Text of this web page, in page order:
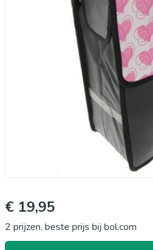
€ 19,95
2 prijzen, beste prijs bij bol.com